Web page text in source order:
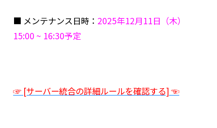
■ メンテナンス日時： 2025年12月11日（木）
15:00 ~ 16:30予定
☞ [サーバー統合の詳細ルールを確認する] ☜